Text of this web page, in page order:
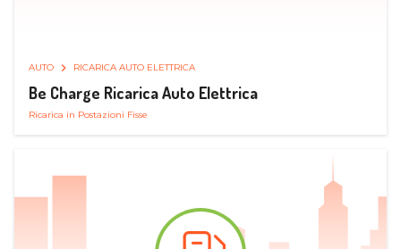
AUTO RICARICA AUTO ELETTRICA
Be Charge Ricarica Auto Elettrica
Ricarica in Postazioni Fisse